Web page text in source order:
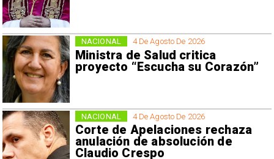
4 De Agosto De 2026
Ministra de Salud critica
proyecto “Escucha su Corazón”
NACIONAL
4 De Agosto De 2026
Corte de Apelaciones rechaza
anulación de absolución de
Claudio Crespo
NACIONAL